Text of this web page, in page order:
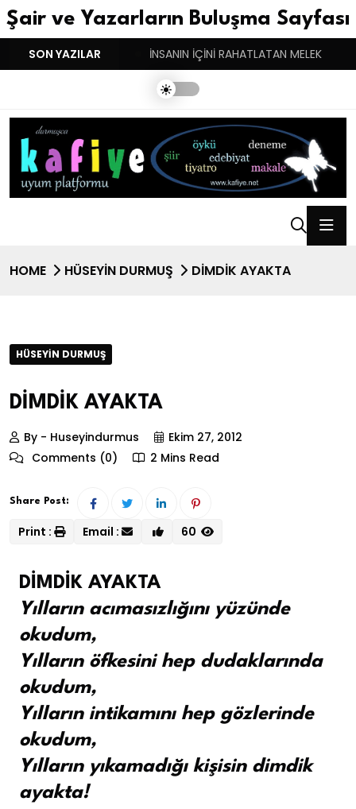
Şair ve Yazarların Buluşma Sayfası
SON YAZILAR
BASARINDIR! İNSANIN İÇİNİ RAHATLATAN MELEK
HOME HÜSEYIN DURMUŞ DİMDİK AYAKTA
HÜSEYIN DURMUŞ
DİMDİK AYAKTA
By - Huseyindurmus
Ekim 27, 2012
Comments (0)
2 Mins Read
Share Post:
Print : Email : 60
DİMDİK AYAKTA
Yılların acımasızlığını yüzünde
okudum,
Yılların öfkesini hep dudaklarında
okudum,
Yılların intikamını hep gözlerinde
okudum,
Yılların yıkamadığı kişisin dimdik
ayakta!